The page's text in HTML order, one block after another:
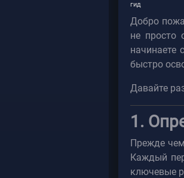
гид
Добро
не просто
начинаете
быстро
Давайте
1.
Прежде чем
Каждый
ключевые